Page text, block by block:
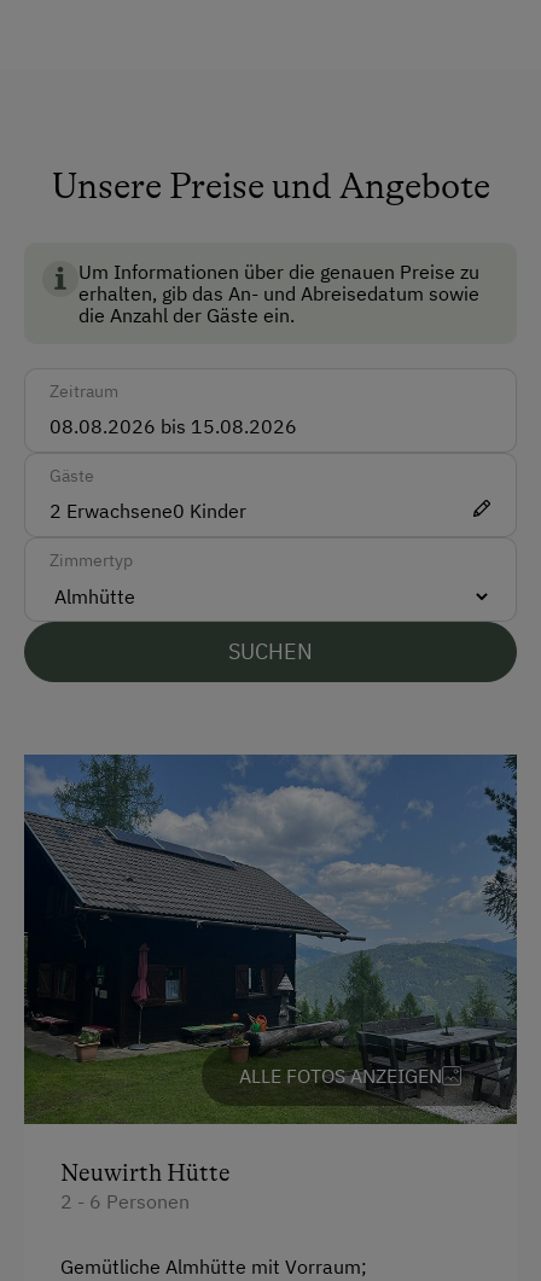
Italienisch
Klassische Almhütte
Ausstattung der Wohneinheit
Bettwäsche vorhanden
Geschirr vorhanden
Holzofen
Almausflüge
Almwandern
Bergtouren
Geführte Wanderungen
Zusätzliche Ausstattungsmerkmale
Aktivurlaub
Wandern
Pirschgang
Kulinarik / Genuss
Urlaub für Familien
Unsere Preise und Angebote
Um Informationen über die genauen Preise zu
erhalten, gib das An- und Abreisedatum sowie
die Anzahl der Gäste ein.
Zeitraum
Gäste
2 Erwachsene0 Kinder
Zimmertyp
SUCHEN
ALLE FOTOS ANZEIGEN
Neuwirth Hütte
2 - 6 Personen
Gemütliche Almhütte mit Vorraum;